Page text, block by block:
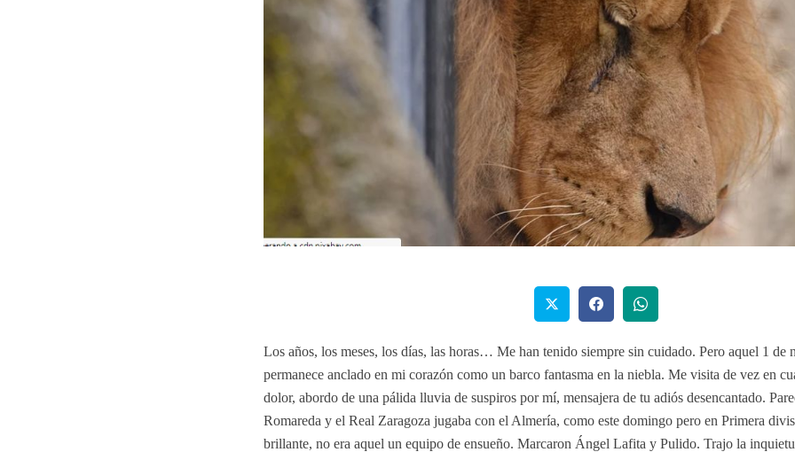
Los años, los meses, los días, las horas… Me han tenido siempre sin cuidado. Pero aquel 1 de
permanece anclado en mi corazón como un barco fantasma en la niebla. Me visita de vez en
dolor, abordo de una pálida lluvia de suspiros por mí, mensajera de tu adiós desencantado.
Romareda y el Real Zaragoza jugaba con el Almería, como este domingo pero en Primera
brillante, no era aquel un equipo de ensueño. Marcaron Ángel Lafita y Pulido. Trajo la